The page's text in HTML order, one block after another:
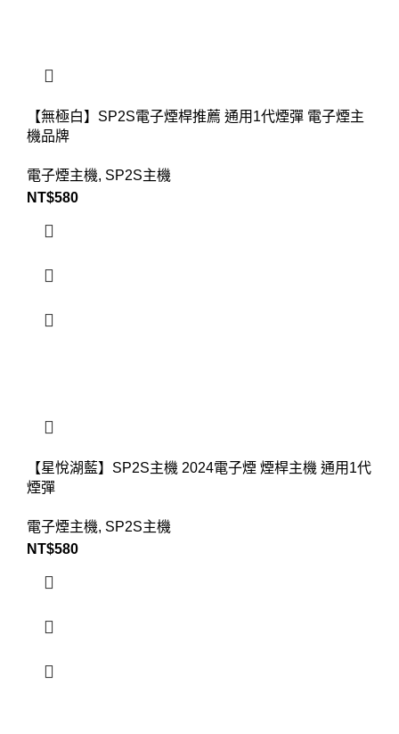
【無極白】SP2S電子煙桿推薦 通用1代煙彈 電子煙主
機品牌
電子煙主機, SP2S主機
NT$580
【星悅湖藍】SP2S主機 2024電子煙 煙桿主機 通用1代
煙彈
電子煙主機, SP2S主機
NT$580